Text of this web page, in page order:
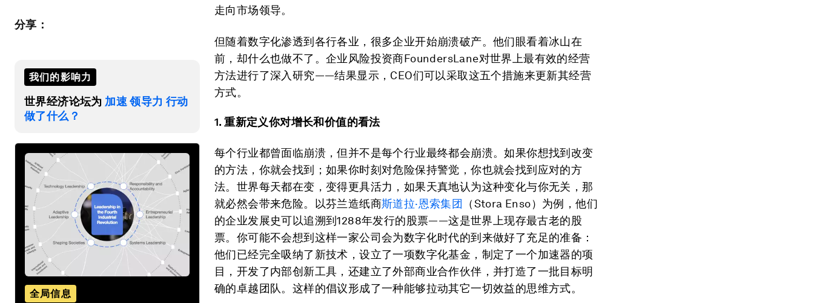
分享：
我们的影响力
世界经济论坛为 加速 领导力 行动
做了什么？
全局信息
走向市场领导。
但随着数字化渗透到各行各业，很多企业开始崩溃破产。他们眼看着冰山在
前，却什么也做不了。企业风险投资商FoundersLane对世界上最有效的经营
方法进行了深入研究——结果显示，CEO们可以采取这五个措施来更新其经营
方式。
1. 重新定义你对增长和价值的看法
每个行业都曾面临崩溃，但并不是每个行业最终都会崩溃。如果你想找到改变
的方法，你就会找到；如果你时刻对危险保持警觉，你也就会找到应对的方
法。世界每天都在变，变得更具活力，如果天真地认为这种变化与你无关，那
就必然会带来危险。以芬兰造纸商斯道拉·恩索集团
（Stora Enso）为例，他们
的企业发展史可以追溯到1288年发行的股票——这是世界上现存最古老的股
票。你可能不会想到这样一家公司会为数字化时代的到来做好了充足的准备：
他们已经完全吸纳了新技术，设立了一项数字化基金，制定了一个加速器的项
目，开发了内部创新工具，还建立了外部商业合作伙伴，并打造了一批目标明
确的卓越团队。这样的倡议形成了一种能够拉动其它一切效益的思维方式。